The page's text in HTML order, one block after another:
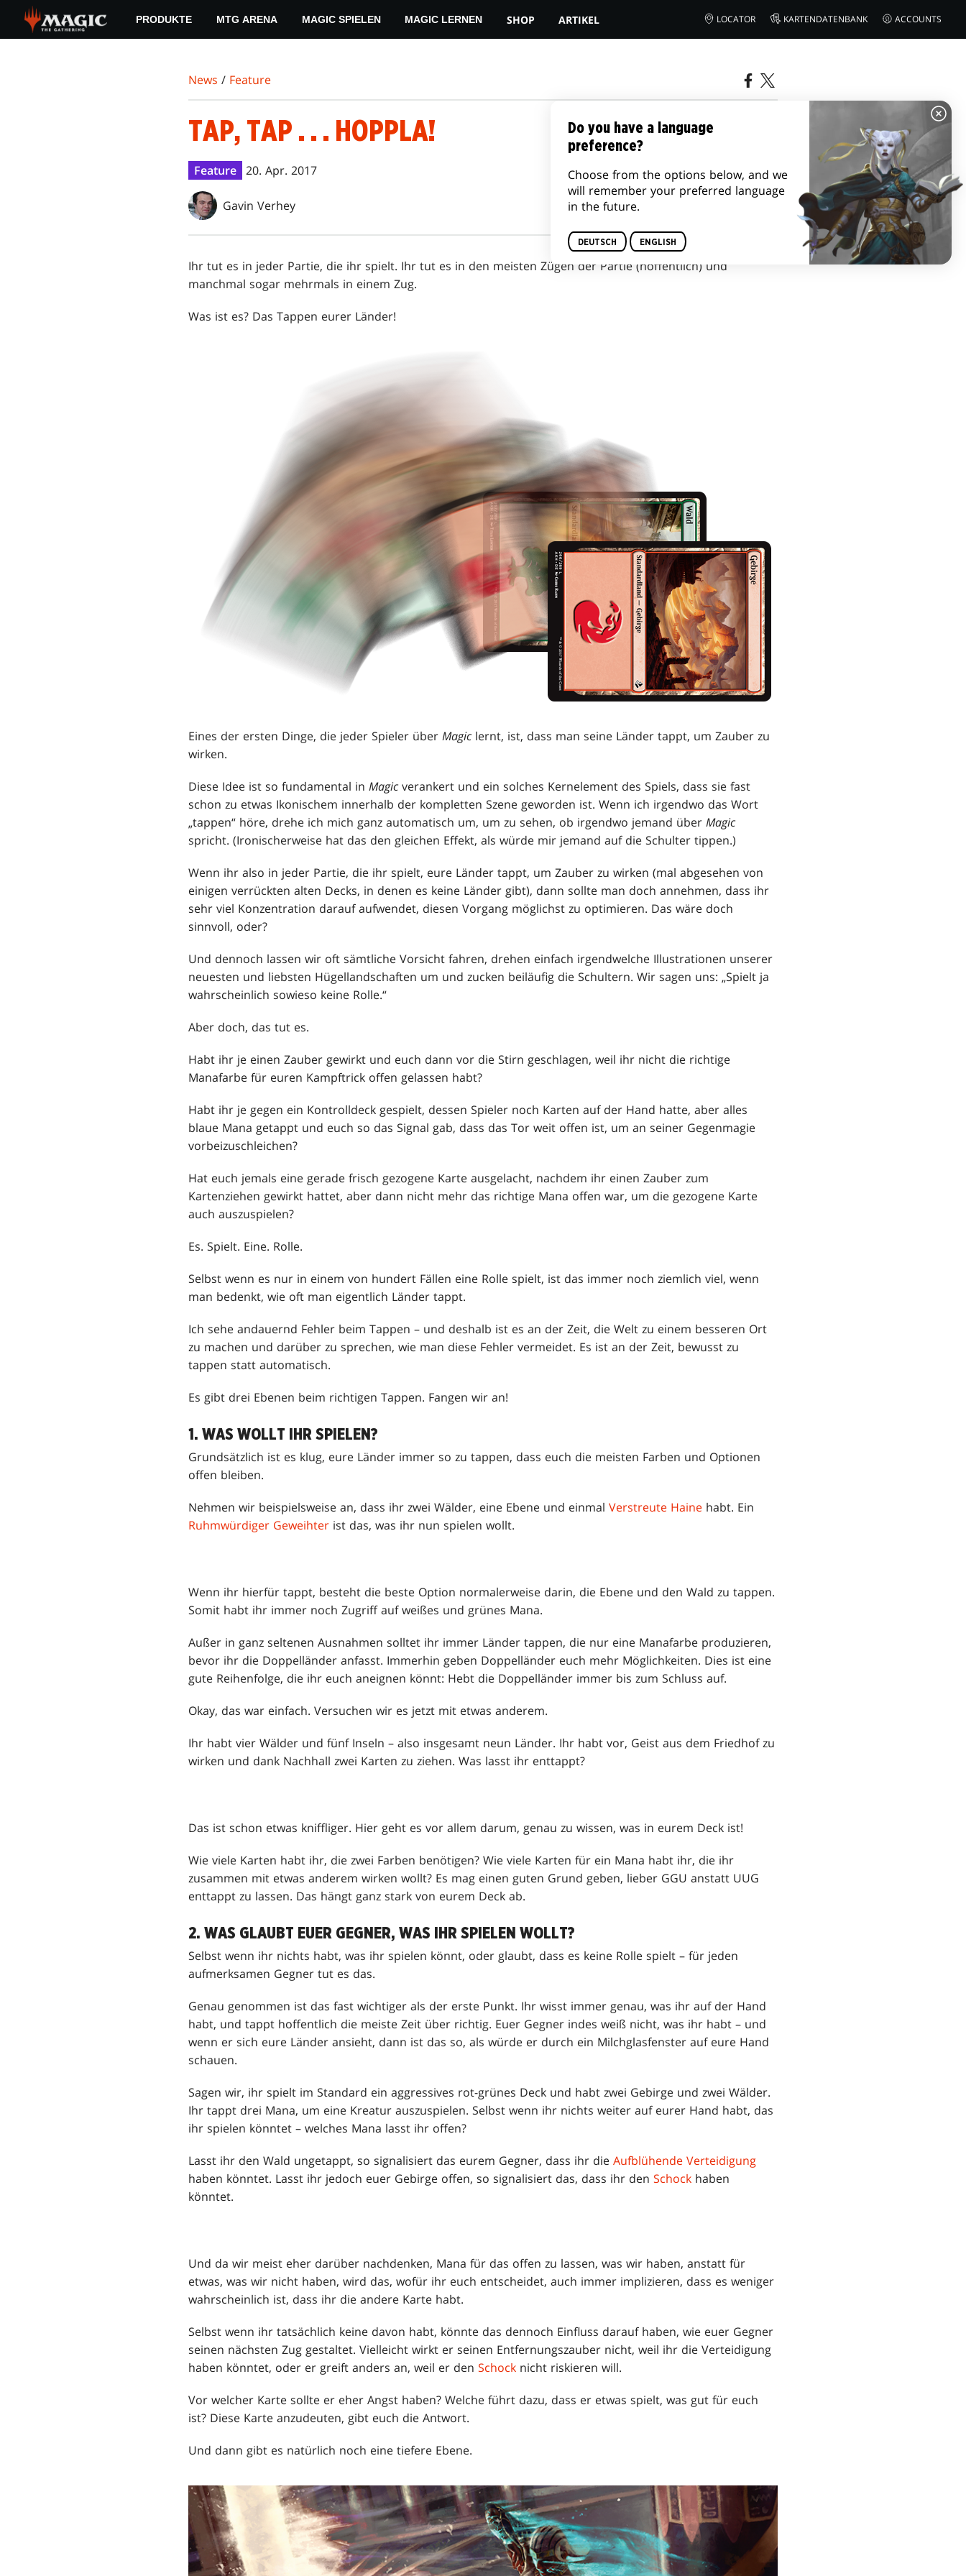
main
PRODUKTE MTG ARENA MAGIC SPIELEN MAGIC LERNEN SHOP ARTIKEL LOCATOR KARTENDATENBANK ACCOUNTS
News / Feature
TAP, TAP . . . HOPPLA!
Feature 20. Apr. 2017
Gavin Verhey
Ihr tut es in jeder Partie, die ihr spielt. Ihr tut es in den meisten Zügen der Partie (hoffentlich) und
manchmal sogar mehrmals in einem Zug.
Was ist es? Das Tappen eurer Länder!
Eines der ersten Dinge, die jeder Spieler über Magic lernt, ist, dass man seine Länder tappt, um Zauber zu
wirken.
Diese Idee ist so fundamental in Magic verankert und ein solches Kernelement des Spiels, dass sie fast
schon zu etwas Ikonischem innerhalb der kompletten Szene geworden ist. Wenn ich irgendwo das Wort
„tappen“ höre, drehe ich mich ganz automatisch um, um zu sehen, ob irgendwo jemand über Magic
spricht. (Ironischerweise hat das den gleichen Effekt, als würde mir jemand auf die Schulter tippen.)
Wenn ihr also in jeder Partie, die ihr spielt, eure Länder tappt, um Zauber zu wirken (mal abgesehen von
einigen verrückten alten Decks, in denen es keine Länder gibt), dann sollte man doch annehmen, dass ihr
sehr viel Konzentration darauf aufwendet, diesen Vorgang möglichst zu optimieren. Das wäre doch
sinnvoll, oder?
Und dennoch lassen wir oft sämtliche Vorsicht fahren, drehen einfach irgendwelche Illustrationen unserer
neuesten und liebsten Hügellandschaften um und zucken beiläufig die Schultern. Wir sagen uns: „Spielt ja
wahrscheinlich sowieso keine Rolle.“
Aber doch, das tut es.
Habt ihr je einen Zauber gewirkt und euch dann vor die Stirn geschlagen, weil ihr nicht die richtige
Manafarbe für euren Kampftrick offen gelassen habt?
Habt ihr je gegen ein Kontrolldeck gespielt, dessen Spieler noch Karten auf der Hand hatte, aber alles
blaue Mana getappt und euch so das Signal gab, dass das Tor weit offen ist, um an seiner Gegenmagie
vorbeizuschleichen?
Hat euch jemals eine gerade frisch gezogene Karte ausgelacht, nachdem ihr einen Zauber zum
Kartenziehen gewirkt hattet, aber dann nicht mehr das richtige Mana offen war, um die gezogene Karte
auch auszuspielen?
Es. Spielt. Eine. Rolle.
Selbst wenn es nur in einem von hundert Fällen eine Rolle spielt, ist das immer noch ziemlich viel, wenn
man bedenkt, wie oft man eigentlich Länder tappt.
Ich sehe andauernd Fehler beim Tappen – und deshalb ist es an der Zeit, die Welt zu einem besseren Ort
zu machen und darüber zu sprechen, wie man diese Fehler vermeidet. Es ist an der Zeit, bewusst zu
tappen statt automatisch.
Es gibt drei Ebenen beim richtigen Tappen. Fangen wir an!
1. WAS WOLLT IHR SPIELEN?
Grundsätzlich ist es klug, eure Länder immer so zu tappen, dass euch die meisten Farben und Optionen
offen bleiben.
Nehmen wir beispielsweise an, dass ihr zwei Wälder, eine Ebene und einmal Verstreute Haine habt. Ein
Ruhmwürdiger Geweihter ist das, was ihr nun spielen wollt.
Wenn ihr hierfür tappt, besteht die beste Option normalerweise darin, die Ebene und den Wald zu tappen.
Somit habt ihr immer noch Zugriff auf weißes und grünes Mana.
Außer in ganz seltenen Ausnahmen solltet ihr immer Länder tappen, die nur eine Manafarbe produzieren,
bevor ihr die Doppelländer anfasst. Immerhin geben Doppelländer euch mehr Möglichkeiten. Dies ist eine
gute Reihenfolge, die ihr euch aneignen könnt: Hebt die Doppelländer immer bis zum Schluss auf.
Okay, das war einfach. Versuchen wir es jetzt mit etwas anderem.
Ihr habt vier Wälder und fünf Inseln – also insgesamt neun Länder. Ihr habt vor, Geist aus dem Friedhof zu
wirken und dank Nachhall zwei Karten zu ziehen. Was lasst ihr enttappt?
Das ist schon etwas kniffliger. Hier geht es vor allem darum, genau zu wissen, was in eurem Deck ist!
Wie viele Karten habt ihr, die zwei Farben benötigen? Wie viele Karten für ein Mana habt ihr, die ihr
zusammen mit etwas anderem wirken wollt? Es mag einen guten Grund geben, lieber GGU anstatt UUG
enttappt zu lassen. Das hängt ganz stark von eurem Deck ab.
2. WAS GLAUBT EUER GEGNER, WAS IHR SPIELEN WOLLT?
Selbst wenn ihr nichts habt, was ihr spielen könnt, oder glaubt, dass es keine Rolle spielt – für jeden
aufmerksamen Gegner tut es das.
Genau genommen ist das fast wichtiger als der erste Punkt. Ihr wisst immer genau, was ihr auf der Hand
habt, und tappt hoffentlich die meiste Zeit über richtig. Euer Gegner indes weiß nicht, was ihr habt – und
wenn er sich eure Länder ansieht, dann ist das so, als würde er durch ein Milchglasfenster auf eure Hand
schauen.
Sagen wir, ihr spielt im Standard ein aggressives rot-grünes Deck und habt zwei Gebirge und zwei Wälder.
Ihr tappt drei Mana, um eine Kreatur auszuspielen. Selbst wenn ihr nichts weiter auf eurer Hand habt, das
ihr spielen könntet – welches Mana lasst ihr offen?
Lasst ihr den Wald ungetappt, so signalisiert das eurem Gegner, dass ihr die Aufblühende Verteidigung
haben könntet. Lasst ihr jedoch euer Gebirge offen, so signalisiert das, dass ihr den Schock haben
könntet.
Und da wir meist eher darüber nachdenken, Mana für das offen zu lassen, was wir haben, anstatt für
etwas, was wir nicht haben, wird das, wofür ihr euch entscheidet, auch immer implizieren, dass es weniger
wahrscheinlich ist, dass ihr die andere Karte habt.
Selbst wenn ihr tatsächlich keine davon habt, könnte das dennoch Einfluss darauf haben, wie euer Gegner
seinen nächsten Zug gestaltet. Vielleicht wirkt er seinen Entfernungszauber nicht, weil ihr die Verteidigung
haben könntet, oder er greift anders an, weil er den Schock nicht riskieren will.
Vor welcher Karte sollte er eher Angst haben? Welche führt dazu, dass er etwas spielt, was gut für euch
ist? Diese Karte anzudeuten, gibt euch die Antwort.
Und dann gibt es natürlich noch eine tiefere Ebene.
Do you have a language
preference?
Choose from the options below, and we
will remember your preferred language
in the future.
DEUTSCH ENGLISH